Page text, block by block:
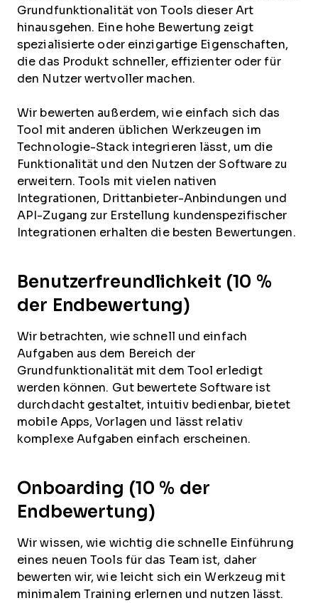
Grundfunktionalität von Tools dieser Art
hinausgehen. Eine hohe Bewertung zeigt
spezialisierte oder einzigartige Eigenschaften,
die das Produkt schneller, effizienter oder für
den Nutzer wertvoller machen.
Wir bewerten außerdem, wie einfach sich das
Tool mit anderen üblichen Werkzeugen im
Technologie-Stack integrieren lässt, um die
Funktionalität und den Nutzen der Software zu
erweitern. Tools mit vielen nativen
Integrationen, Drittanbieter-Anbindungen und
API-Zugang zur Erstellung kundenspezifischer
Integrationen erhalten die besten Bewertungen.
Benutzerfreundlichkeit (10 %
der Endbewertung)
Wir betrachten, wie schnell und einfach
Aufgaben aus dem Bereich der
Grundfunktionalität mit dem Tool erledigt
werden können. Gut bewertete Software ist
durchdacht gestaltet, intuitiv bedienbar, bietet
mobile Apps, Vorlagen und lässt relativ
komplexe Aufgaben einfach erscheinen.
Onboarding (10 % der
Endbewertung)
Wir wissen, wie wichtig die schnelle Einführung
eines neuen Tools für das Team ist, daher
bewerten wir, wie leicht sich ein Werkzeug mit
minimalem Training erlernen und nutzen lässt.